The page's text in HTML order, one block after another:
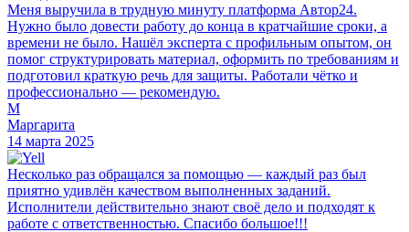
Меня выручила в трудную минуту платформа Автор24.
Нужно было довести работу до конца в кратчайшие сроки, а
времени не было. Нашёл эксперта с профильным опытом, он
помог структурировать материал, оформить по требованиям и
подготовил краткую речь для защиты. Работали чётко и
профессионально — рекомендую.
М
Маргарита
14 марта 2025
Несколько раз обращался за помощью — каждый раз был
приятно удивлён качеством выполненных заданий.
Исполнители действительно знают своё дело и подходят к
работе с ответственностью. Спасибо большое!!!